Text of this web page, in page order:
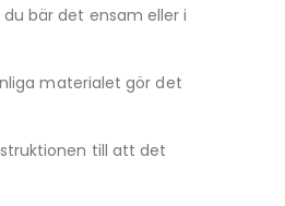
bär det ensam eller i
materialet gör det
till att det